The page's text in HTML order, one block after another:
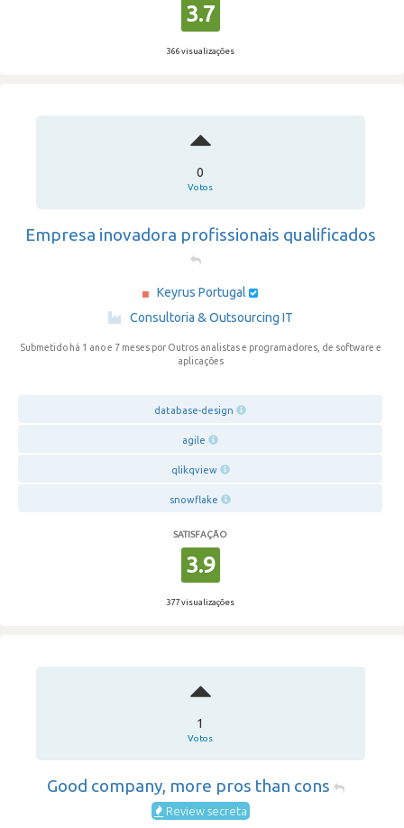
3.7
366 visualizações
0
Votos
Empresa inovadora profissionais qualificados
Keyrus Portugal
·
Consultoria & Outsourcing IT
Submetido há 1 ano e 7 meses por Outros analistas e programadores, de software e
aplicações
database-design
agile
qlikqview
snowflake
SATISFAÇÃO
3.9
377 visualizações
1
Votos
Good company, more pros than cons
Review secreta